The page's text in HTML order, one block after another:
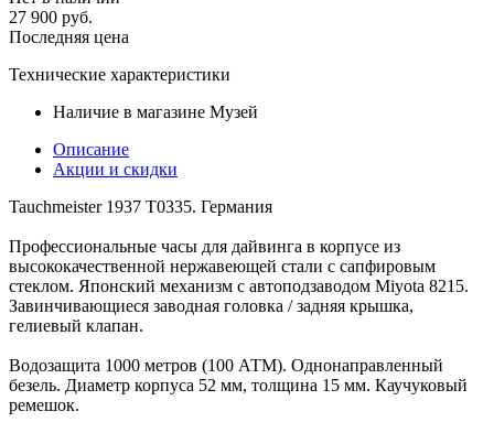
27 900 руб.
Последняя цена
Технические характеристики
Наличие в магазине Музей
Описание
Акции и скидки
Tauchmeister 1937 T0335. Германия
Профессиональные часы для дайвинга в корпусе из
высококачественной нержавеющей стали с сапфировым
стеклом. Японский механизм с автоподзаводом Miyota 8215.
Завинчивающиеся заводная головка / задняя крышка,
гелиевый клапан.
Водозащита 1000 метров (100 АТМ). Однонаправленный
безель. Диаметр корпуса 52 мм, толщина 15 мм. Каучуковый
ремешок.